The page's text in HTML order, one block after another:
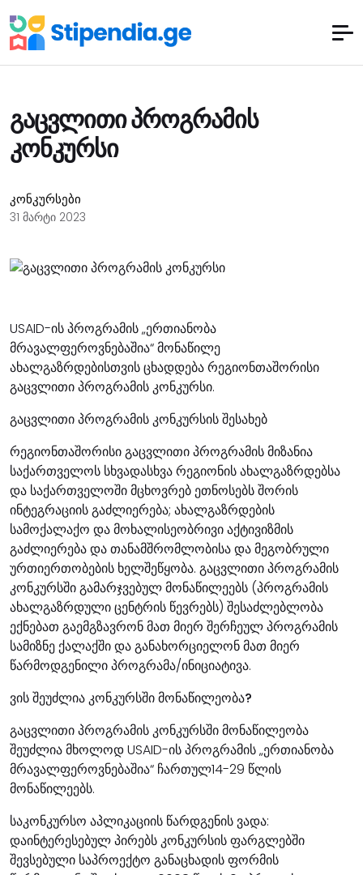
გაცვლითი პროგრამის
კონკურსი
კონკურსები
31 მარტი 2023
USAID-ის პროგრამის „ერთიანობა
მრავალფეროვნებაშია“ მონაწილე
ახალგაზრდებისთვის ცხადდება რეგიონთაშორისი
გაცვლითი პროგრამის კონკურსი.
გაცვლითი პროგრამის კონკურსის შესახებ
რეგიონთაშორისი გაცვლითი პროგრამის მიზანია
საქართველოს სხვადასხვა რეგიონის ახალგაზრდებსა
და საქართველოში მცხოვრებ ეთნოსებს შორის
ინტეგრაციის გაძლიერება; ახალგაზრდების
სამოქალაქო და მოხალისეობრივი აქტივიზმის
გაძლიერება და თანამშრომლობისა და მეგობრული
ურთიერთობების ხელშეწყობა. გაცვლითი პროგრამის
კონკურსში გამარჯვებულ მონაწილეებს (პროგრამის
ახალგაზრდული ცენტრის წევრებს) შესაძლებლობა
ექნებათ გაემგზავრონ მათ მიერ შერჩეულ პროგრამის
სამიზნე ქალაქში და განახორციელონ მათ მიერ
წარმოდგენილი პროგრამა/ინიციატივა.
ვის შეუძლია კონკურსში მონაწილეობა?
გაცვლითი პროგრამის კონკურსში მონაწილეობა
შეუძლია მხოლოდ USAID-ის პროგრამის „ერთიანობა
მრავალფეროვნებაშია“ ჩართულ14-29 წლის
მონაწილეებს.
საკონკურსო აპლიკაციის წარდგენის ვადა:
დაინტერესებულ პირებს კონკურსის ფარგლებში
შევსებული საპროექტო განაცხადის ფორმის